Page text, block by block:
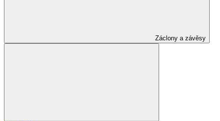
Záclony a závěsy